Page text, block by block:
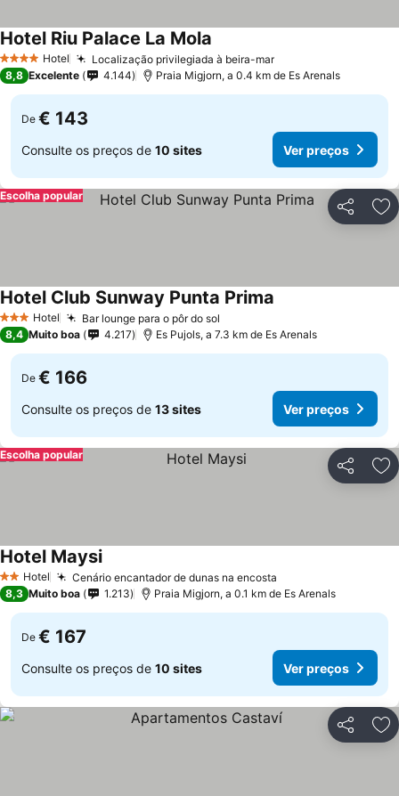
4 EstrelasHotel Localização privilegiada à beira-mar
Hotel Riu Palace La Mola
8,8 Excelente 4.144 Praia Migjorn, a 0.4 km de Es Arenals
De € 143
Consulte os preços de 10 sites Ver preços
Partilhar
Escolha popular
3 EstrelasHotel Bar lounge para o pôr do sol
Hotel Club Sunway Punta Prima
8,4 Muito boa 4.217 Es Pujols, a 7.3 km de Es Arenals
De € 166
Consulte os preços de 13 sites Ver preços
Partilhar
Escolha popular
2 Estrelas
Hotel Cenário encantador de dunas na encosta
Hotel Maysi
8,3 Muito boa 1.213 Praia Migjorn, a 0.1 km de Es Arenals
De € 167
Consulte os preços de 10 sites Ver preços
Partilhar